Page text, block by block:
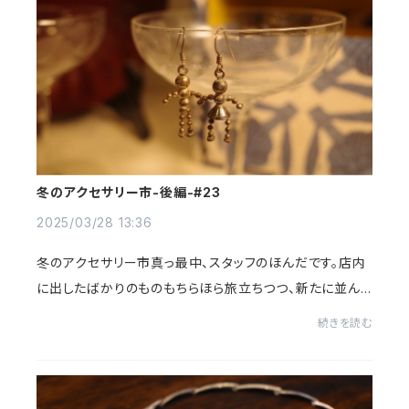
冬のアクセサリー市-後編-#23
2025/03/28 13:36
冬のアクセサリー市真っ最中、スタッフのほんだです。店内
に出したばかりのものもちらほら旅立ちつつ、新たに並ん
続きを読む